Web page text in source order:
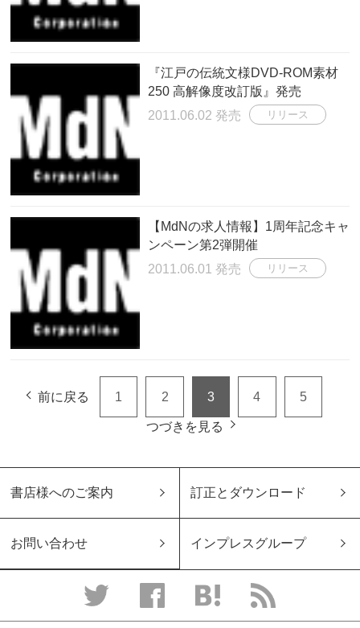
『江戸の伝統文様DVD-ROM素材
250 高解像度改訂版』発売
2011.06.02 発売
リリース
【MdNの求人情報】1周年記念キャ
ンペーン第2弾開催
2011.06.01 発売
リリース
前に戻る 1 2 3 4 5
つづきを見る
書店様へのご案内 訂正とダウンロード
お問い合わせ インプレスグループ